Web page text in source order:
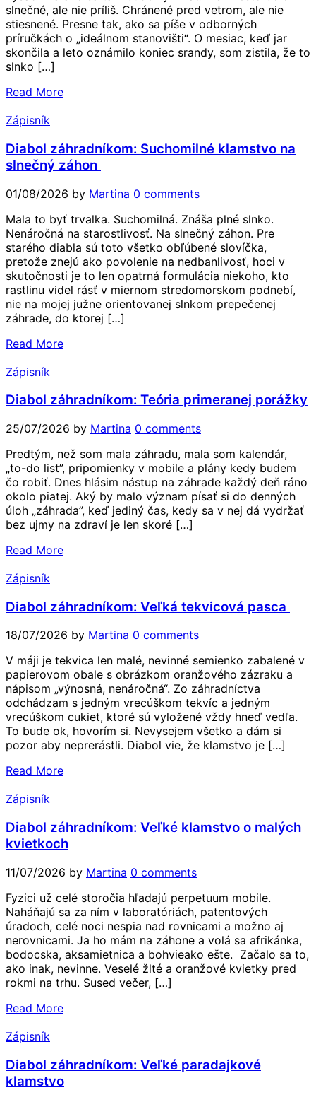
slnečné, ale nie príliš. Chránené pred vetrom, ale nie
stiesnené. Presne tak, ako sa píše v odborných
príručkách o „ideálnom stanovišti“. O mesiac, keď jar
skončila a leto oznámilo koniec srandy, som zistila, že to
slnko […]
Read More
Zápisník
Diabol záhradníkom: Suchomilné klamstvo na
slnečný záhon
01/08/2026 by Martina 0 comments
Mala to byť trvalka. Suchomilná. Znáša plné slnko.
Nenáročná na starostlivosť. Na slnečný záhon. Pre
starého diabla sú toto všetko obľúbené slovíčka,
pretože znejú ako povolenie na nedbanlivosť, hoci v
skutočnosti je to len opatrná formulácia niekoho, kto
rastlinu videl rásť v miernom stredomorskom podnebí,
nie na mojej južne orientovanej slnkom prepečenej
záhrade, do ktorej […]
Read More
Zápisník
Diabol záhradníkom: Teória primeranej porážky
25/07/2026 by Martina 0 comments
Predtým, než som mala záhradu, mala som kalendár,
„to-do list”, pripomienky v mobile a plány kedy budem
čo robiť. Dnes hlásim nástup na záhrade každý deň ráno
okolo piatej. Aký by malo význam písať si do denných
úloh „záhrada”, keď jediný čas, kedy sa v nej dá vydržať
bez ujmy na zdraví je len skoré […]
Read More
Zápisník
Diabol záhradníkom: Veľká tekvicová pasca
18/07/2026 by Martina 0 comments
V máji je tekvica len malé, nevinné semienko zabalené v
papierovom obale s obrázkom oranžového zázraku a
nápisom „výnosná, nenáročná“. Zo záhradníctva
odchádzam s jedným vrecúškom tekvíc a jedným
vrecúškom cukiet, ktoré sú vyložené vždy hneď vedľa.
To bude ok, hovorím si. Nevysejem všetko a dám si
pozor aby neprerástli. Diabol vie, že klamstvo je […]
Read More
Zápisník
Diabol záhradníkom: Veľké klamstvo o malých
kvietkoch
11/07/2026 by Martina 0 comments
Fyzici už celé storočia hľadajú perpetuum mobile.
Naháňajú sa za ním v laboratóriách, patentových
úradoch, celé noci nespia nad rovnicami a možno aj
nerovnicami. Ja ho mám na záhone a volá sa afrikánka,
bodocska, aksamietnica a bohvieako ešte. Začalo sa to,
ako inak, nevinne. Veselé žlté a oranžové kvietky pred
rokmi na trhu. Sused večer, […]
Read More
Zápisník
Diabol záhradníkom: Veľké paradajkové
klamstvo